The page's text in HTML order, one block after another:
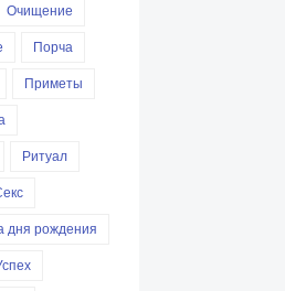
Очищение
Порча
Приметы
Ритуал
дня рождения